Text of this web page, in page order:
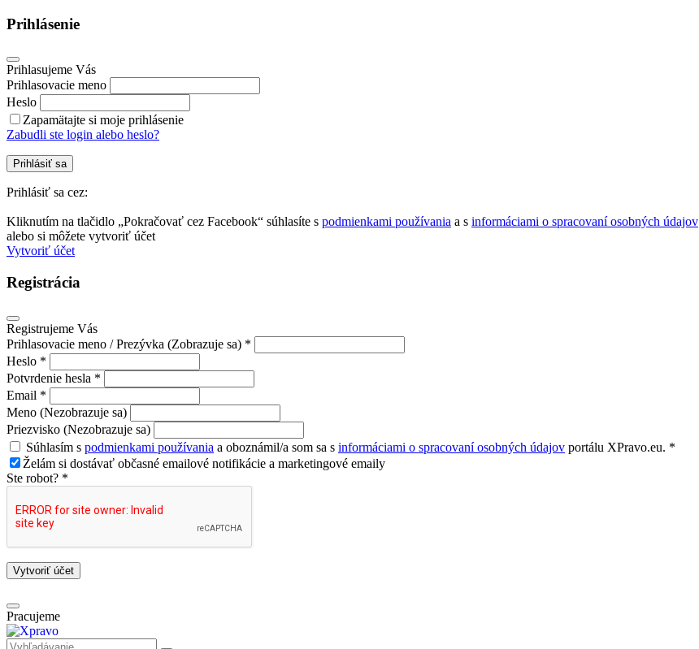
Prihlásenie
Prihlasujeme Vás
Prihlasovacie meno
Heslo
Zapamätajte si moje prihlásenie
Zabudli ste login alebo heslo?
Prihlásiť sa
Prihlásiť sa cez:
Kliknutím na tlačidlo „Pokračovať cez Facebook“ súhlasíte s podmienkami používania a s informáciami o spracovaní osobných údajov
alebo si môžete vytvoriť účet
Vytvoriť účet
Registrácia
Registrujeme Vás
Prihlasovacie meno / Prezývka (Zobrazuje sa) *
Heslo *
Potvrdenie hesla *
Email *
Meno (Nezobrazuje sa)
Priezvisko (Nezobrazuje sa)
Súhlasím s podmienkami používania a oboznámil/a som sa s informáciami o spracovaní osobných údajov portálu XPravo.eu. *
Želám si dostávať občasné emailové notifikácie a marketingové emaily
Ste robot? *
Vytvoriť účet
Pracujeme